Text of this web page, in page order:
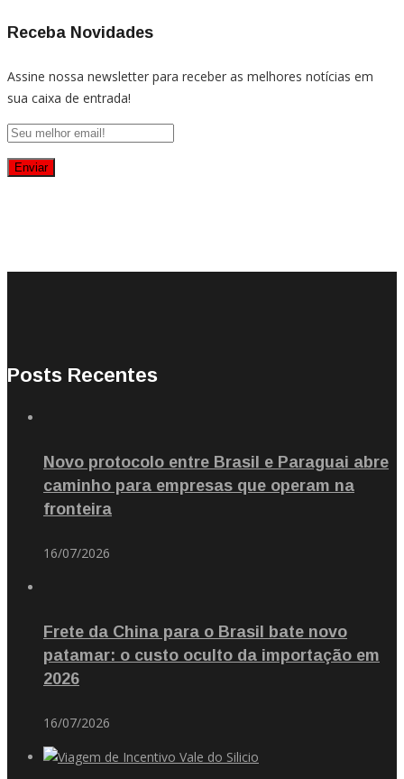
Receba Novidades
Assine nossa newsletter para receber as melhores notícias em
sua caixa de entrada!
Posts Recentes
Novo protocolo entre Brasil e Paraguai abre
caminho para empresas que operam na
fronteira
16/07/2026
Frete da China para o Brasil bate novo
patamar: o custo oculto da importação em
2026
16/07/2026